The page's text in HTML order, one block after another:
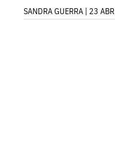
SANDRA GUERRA | 23 ABR